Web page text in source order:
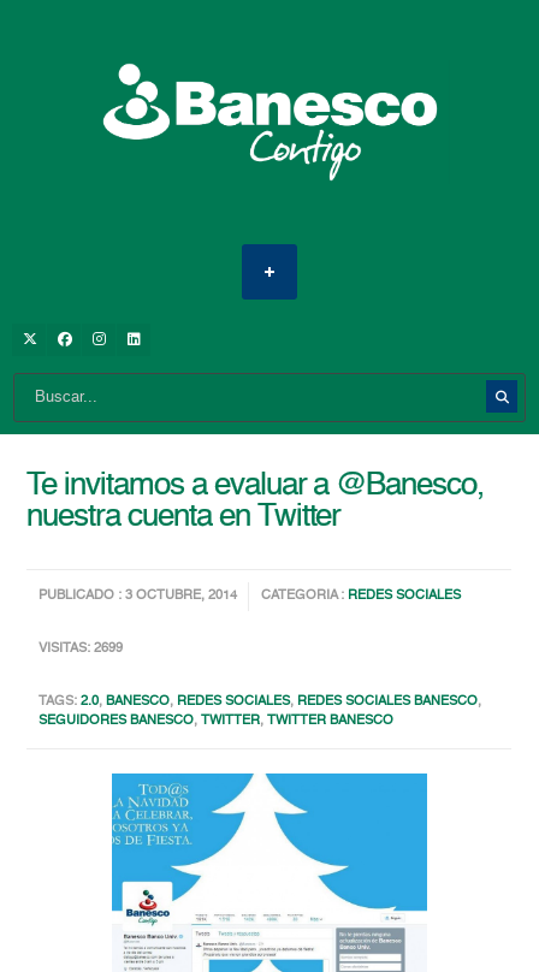
Te invitamos a evaluar a @Banesco,
nuestra cuenta en Twitter
PUBLICADO : 3 OCTUBRE, 2014 CATEGORIA : REDES SOCIALES
VISITAS: 2699
TAGS:2.0,BANESCO, REDES SOCIALES, REDES SOCIALES BANESCO,
SEGUIDORES BANESCO, TWITTER, TWITTER BANESCO